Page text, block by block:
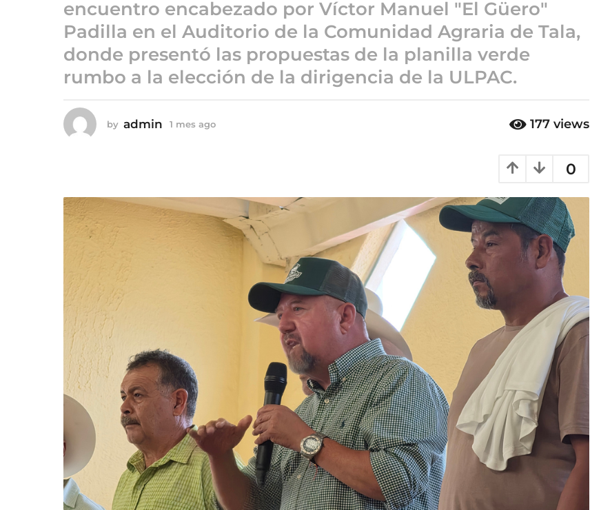
e
a
g
encuentro encabezado por Víctor Manuel "El Güero"
Padilla en el Auditorio de la Comunidad Agraria de Tala,
donde presentó las propuestas de la planilla verde
rumbo a la elección de la dirigencia de la ULPAC.
by admin 1 mes ago 177 views
0